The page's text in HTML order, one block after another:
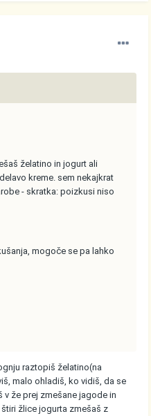
želatino in jogurt ali
kreme. sem nekajkrat
- skratka: poizkusi niso
mogoče se pa lahko
raztopiš želatino(na
malo ohladiš, ko vidiš, da se
v že prej zmešane jagode in
žlice jogurta zmešaš z